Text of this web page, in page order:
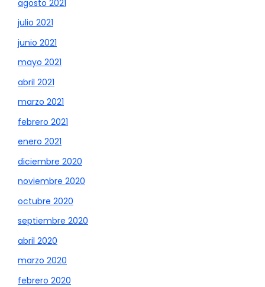
agosto 2021
julio 2021
junio 2021
mayo 2021
abril 2021
marzo 2021
febrero 2021
enero 2021
diciembre 2020
noviembre 2020
octubre 2020
septiembre 2020
abril 2020
marzo 2020
febrero 2020